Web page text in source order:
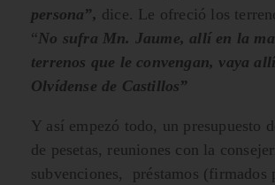
persona”, dice. Le ofreció los
“ No sufra Mn. Jaume, allí en la
terrenos que le convengan, vaya
Olvídense de Castillos”
Y así empezó todo, un presupuesto
de pesetas, reuniones con la
subvenciones, préstamos (firmados